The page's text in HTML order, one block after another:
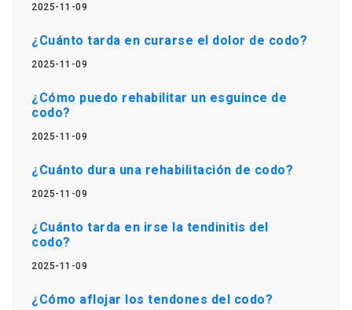
2025-11-09
¿Cuánto tarda en curarse el dolor de codo?
2025-11-09
¿Cómo puedo rehabilitar un esguince de
codo?
2025-11-09
¿Cuánto dura una rehabilitación de codo?
2025-11-09
¿Cuánto tarda en irse la tendinitis del
codo?
2025-11-09
¿Cómo aflojar los tendones del codo?